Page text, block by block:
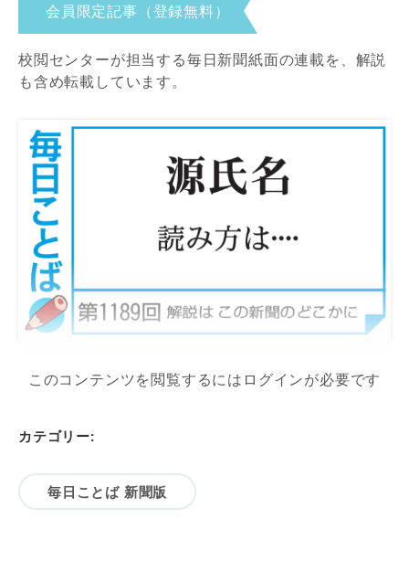
会員限定記事（登録無料）
校閲センターが担当する毎日新聞紙面の連載を、解説
も含め転載しています。
このコンテンツを閲覧するにはログインが必要です
カテゴリー:
毎日ことば 新聞版